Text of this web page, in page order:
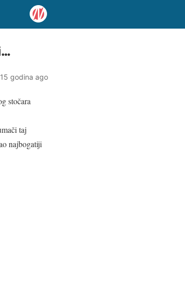
15 godina ago
stočara
taj
najbogatiji